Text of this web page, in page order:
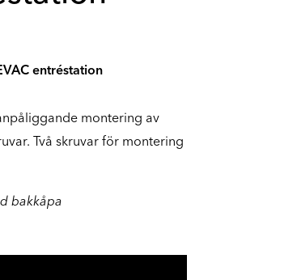
entréstation
montering av
Två skruvar för montering
bakkåpa